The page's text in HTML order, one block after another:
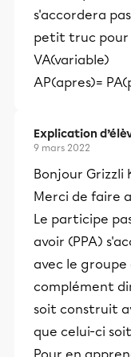
s'accordera
petit truc pour
VA(variable)
AP(apres)=
Explication
9 mars 2022
Bonjour Grizzli
Merci de faire
Le participe
avoir (PPA)
avec le
complément
soit construit
que celui-ci